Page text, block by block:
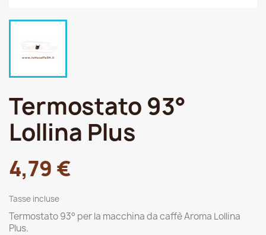
Termostato 93°
Lollina Plus
4,79 €
Tasse incluse
Termostato 93° per la macchina da caffè Aroma Lollina
Plus.